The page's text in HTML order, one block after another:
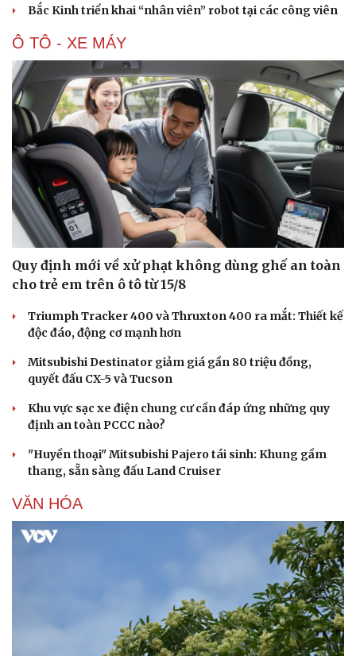
Văn hóa
Sân khấu - Điện ảnh
Âm nhạc
Di sản
Sao Việt
Bắc Kinh triển khai “nhân viên” robot tại các công viên
Ô TÔ - XE MÁY
Quy định mới về xử phạt không dùng ghế an toàn
cho trẻ em trên ô tô từ 15/8
Triumph Tracker 400 và Thruxton 400 ra mắt: Thiết kế
độc đáo, động cơ mạnh hơn
Mitsubishi Destinator giảm giá gần 80 triệu đồng,
quyết đấu CX-5 và Tucson
Khu vực sạc xe điện chung cư cần đáp ứng những quy
định an toàn PCCC nào?
"Huyền thoại" Mitsubishi Pajero tái sinh: Khung gầm
thang, sẵn sàng đấu Land Cruiser
VĂN HÓA